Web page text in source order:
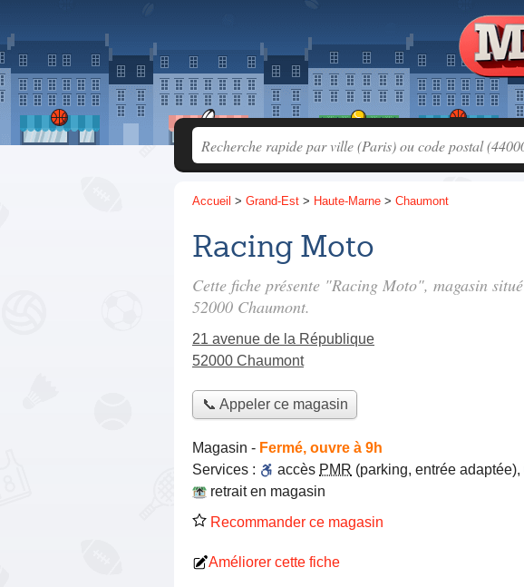
Accueil > Grand-Est > Haute-Marne > Chaumont
Racing Moto
Cette fiche présente "Racing Moto", magasin situé
52000 Chaumont.
21 avenue de la République
52000 Chaumont
📞 Appeler ce magasin
Magasin - Fermé, ouvre à 9h
Services :
accès PMR (parking, entrée adaptée),
retrait en magasin
Recommander ce magasin
Améliorer cette fiche